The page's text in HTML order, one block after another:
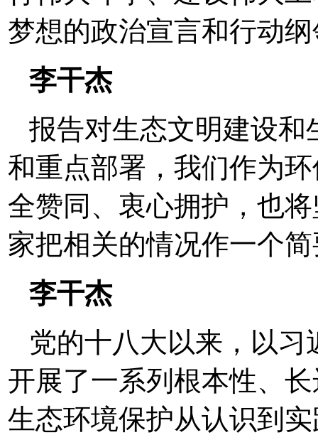
梦想的政治宣言和行动
李干杰
报告对生态文明建设
和重点部署，我们作为
全赞同、衷心拥护，也
家把相关的情况作一个
李干杰
党的十八大以来，以
开展了一系列根本性、
生态环境保护从认识到